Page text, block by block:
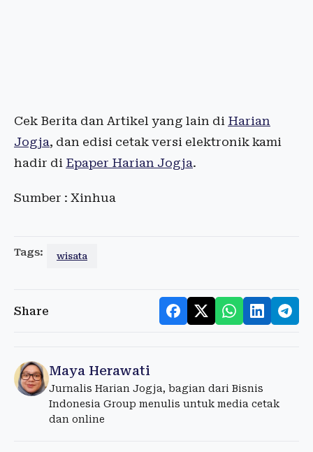
Cek Berita dan Artikel yang lain di Harian
Jogja, dan edisi cetak versi elektronik kami
hadir di Epaper Harian Jogja.
Sumber : Xinhua
Tags: wisata
Share
Maya Herawati
Jurnalis Harian Jogja, bagian dari Bisnis
Indonesia Group menulis untuk media cetak
dan online